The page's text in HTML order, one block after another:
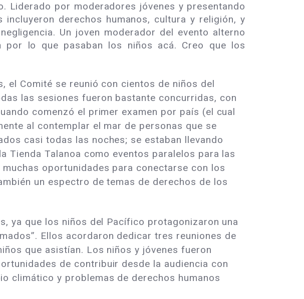
Liderado por moderadores jóvenes y presentando
derechos humanos, cultura y religión, y
Un joven moderador del evento alterno
por lo que pasaban los niños acá. Creo que los
el Comité se reunió con cientos de niños del
las sesiones fueron bastante concurridas, con
comenzó el primer examen por país (el cual
al contemplar el mar de personas que se
casi todas las noches; se estaban llevando
Tienda Talanoa como eventos paralelos para las
oportunidades para conectarse con los
un espectro de temas de derechos de los
ya que los niños del Pacífico protagonizaron una
Ellos acordaron dedicar tres reuniones de
que asistían. Los niños y jóvenes fueron
de contribuir desde la audiencia con
climático y problemas de derechos humanos